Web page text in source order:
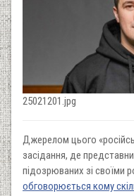
25021201.jpg
Джерелом цього
засідання, де
підозрюваних зі своїми
обговорюється кому